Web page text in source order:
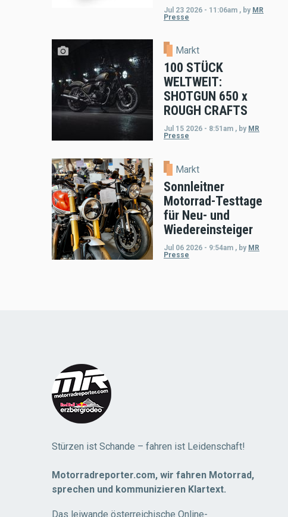
Jul 23 2026 - 11:06am , by MR
Presse
Markt
100 STÜCK
WELTWEIT:
SHOTGUN 650 x
ROUGH CRAFTS
Jul 15 2026 - 8:51am , by MR
Presse
Markt
Sonnleitner
Motorrad-Testtage
für Neu- und
Wiedereinsteiger
Jul 06 2026 - 9:54am , by MR
Presse
Stürzen ist Schande – fahren ist Leidenschaft!
Motorradreporter.com, wir fahren Motorrad,
sprechen und kommunizieren Klartext.
Das leiwande österreichische Online-